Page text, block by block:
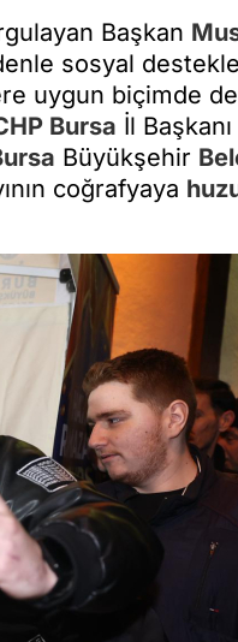
Başkan
sosyal
uygun biçimde
Bursa İl Başkanı
Büyükşehir
coğrafyaya